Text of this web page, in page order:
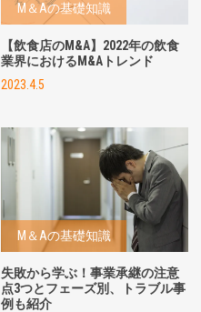
M＆Aの基礎知識
【飲食店のM&A】 2022年の飲食
業界におけるM&Aトレンド
2023.4.5
M＆Aの基礎知識
失敗から学ぶ！事業承継の注意
点3つとフェーズ別、トラブル事
例も紹介